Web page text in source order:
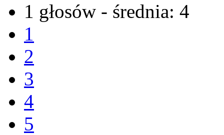
1 głosów - średnia: 4
1
2
3
4
5